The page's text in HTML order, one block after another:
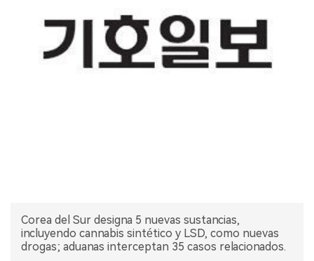
Corea del Sur designa 5 nuevas sustancias,
incluyendo cannabis sintético y LSD, como nuevas
drogas; aduanas interceptan 35 casos relacionados.